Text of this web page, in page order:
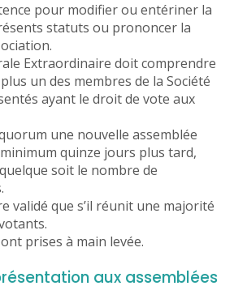
pour modifier ou entériner la
statuts ou prononcer la
Extraordinaire doit comprendre
un des membres de la Société
ayant le droit de vote aux
quorum une nouvelle assemblée
quinze jours plus tard,
soit le nombre de
validé que s’il réunit une majorité
prises à main levée.
aux assemblées